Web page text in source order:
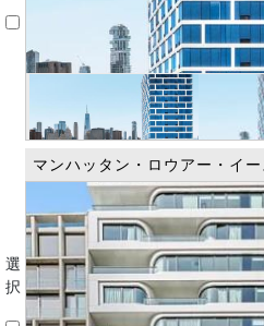
選
択
マンハッタン・ロウアー・イ